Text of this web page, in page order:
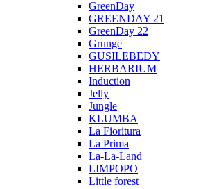
GreenDay
GREENDAY 21
GreenDay 22
Grunge
GUSILEBEDY
HERBARIUM
Induction
Jelly
Jungle
KLUMBA
La Fioritura
La Prima
La-La-Land
LIMPOPO
Little forest